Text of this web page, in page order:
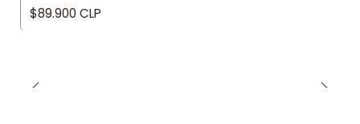
$89.900 CLP